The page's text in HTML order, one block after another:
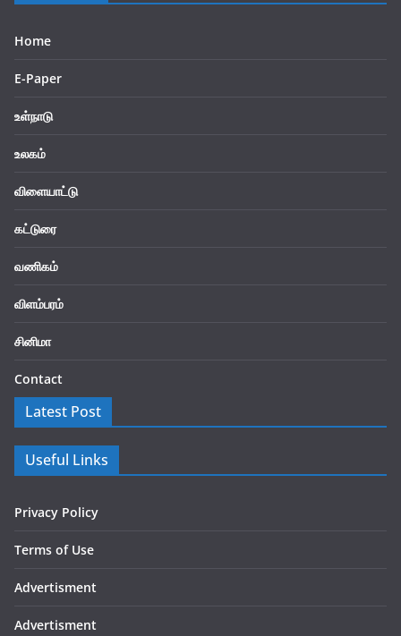
Home
E-Paper
உள்நாடு
உலகம்
விளையாட்டு
கட்டுரை
வணிகம்
விளம்பரம்
சினிமா
Contact
Latest Post
Useful Links
Privacy Policy
Terms of Use
Advertisment
Advertisment